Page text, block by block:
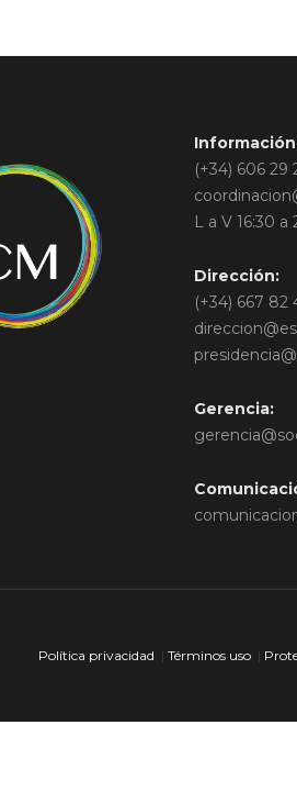
(+34) 606 29
L a V 16:30 a
Dirección:
(+34) 667 82
Gerencia:
Política privacidad | Términos uso |